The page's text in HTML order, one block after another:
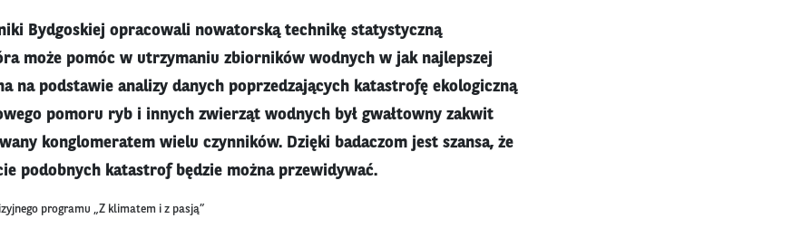
Bydgoskiej opracowali nowatorską technikę statystyczną
może pomóc w utrzymaniu zbiorników wodnych w jak najlepszej
na podstawie analizy danych poprzedzających katastrofę ekologiczną
pomoru ryb i innych zwierząt wodnych był gwałtowny zakwit
konglomeratem wielu czynników. Dzięki badaczom jest szansa, że
podobnych katastrof będzie można przewidywać.
programu „Z klimatem i z pasją”